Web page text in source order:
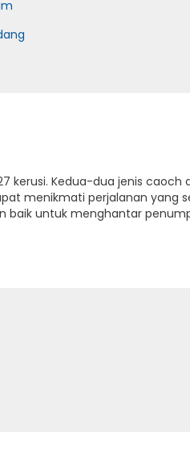
kerusi. Kedua-dua jenis caoch
menikmati perjalanan yang
baik untuk menghantar